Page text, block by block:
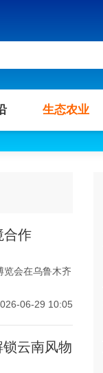
生态农业
合作
会在乌鲁木齐
06-29 10:05
云南风物